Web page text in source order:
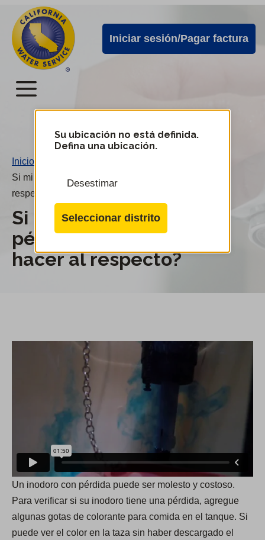
directamente
contenido
principal
Alertas
de
Cal
Water
Iniciar sesión/Pagar factura
Menú
Menú
servicio
móvil
de
Cal
Water
Su ubicación no está definida.
Defina una ubicación.
Desestimar
Seleccionar distrito
distrito
Inicio
Si mi inodoro tiene pérdidas, ¿qué puedo hacer al
respecto?
Si mi inodoro tiene
pérdidas, ¿qué puedo
hacer al respecto?
Un inodoro con pérdida puede ser molesto y costoso.
Para verificar si su inodoro tiene una pérdida, agregue
algunas gotas de colorante para comida en el tanque. Si
puede ver el color en la taza sin haber descargado el